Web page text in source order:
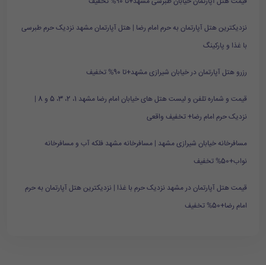
نزدیکترین هتل آپارتمان به حرم امام رضا | هتل آپارتمان مشهد نزدیک حرم طبرسی
با غذا و پارکینگ
رزرو هتل آپارتمان در خیابان شیرازی مشهد+تا 90% تخفیف
قیمت و شماره تلفن و لیست هتل های خیابان امام رضا مشهد 1، 2، 3، 5 و 8 |
نزدیک حرم امام رضا+ تخفیف واقعی
مسافرخانه خیابان شیرازی مشهد | مسافرخانه مشهد فلکه آب و مسافرخانه
نواب+50% تخفیف
قیمت هتل آپارتمان در مشهد نزدیک حرم با غذا | نزدیکترین هتل آپارتمان به حرم
امام رضا+50% تخفیف